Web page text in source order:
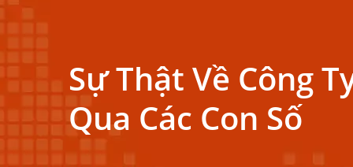
Sự Thật Về Công
Qua Các Con Số